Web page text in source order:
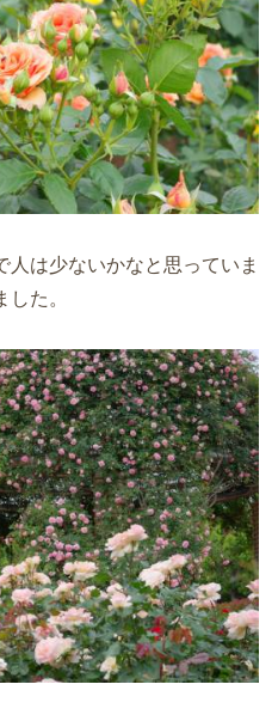
は少ないかなと思っていま
た。